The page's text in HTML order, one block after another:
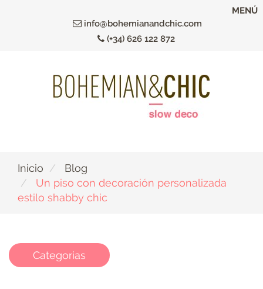
info@bohemianandchic.com
(+34) 626 122 872
MENÚ
Inicio
Blog
Un piso con decoración personalizada
estilo shabby chic
Categorias